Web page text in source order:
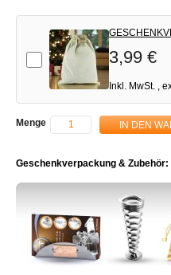
Add-on
3,99 €
Inkl. MwSt. ,
Menge IN DEN
Geschenkverpackung & Zubehör: